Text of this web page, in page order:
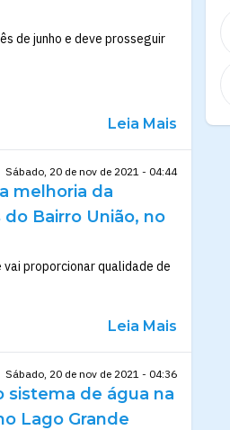
de junho e deve prosseguir
Leia Mais
Sábado, 20 de nov de 2021 - 04:44
melhoria da
Bairro União, no
proporcionar qualidade de
Leia Mais
Sábado, 20 de nov de 2021 - 04:36
sistema de água na
Lago Grande